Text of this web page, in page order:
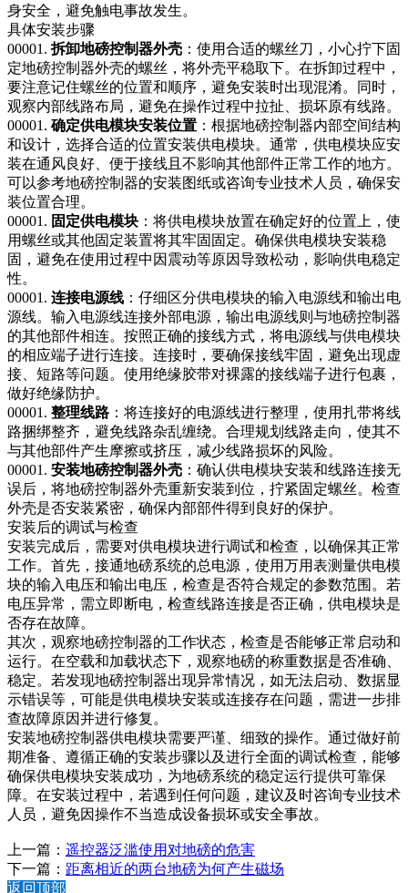
身安全，避免触电事故发生。​
具体安装步骤​
00001. 拆卸地磅控制器外壳 ：使用合适的螺丝刀，小心拧下固
定地磅控制器外壳的螺丝，将外壳平稳取下。在拆卸过程中，
要注意记住螺丝的位置和顺序，避免安装时出现混淆。同时，
观察内部线路布局，避免在操作过程中拉扯、损坏原有线路。​
00001. 确定供电模块安装位置 ：根据地磅控制器内部空间结构
和设计，选择合适的位置安装供电模块。通常，供电模块应安
装在通风良好、便于接线且不影响其他部件正常工作的地方。
可以参考地磅控制器的安装图纸或咨询专业技术人员，确保安
装位置合理。​
00001. 固定供电模块 ：将供电模块放置在确定好的位置上，使
用螺丝或其他固定装置将其牢固固定。确保供电模块安装稳
固，避免在使用过程中因震动等原因导致松动，影响供电稳定
性。​
00001. 连接电源线 ：仔细区分供电模块的输入电源线和输出电
源线。输入电源线连接外部电源，输出电源线则与地磅控制器
的其他部件相连。按照正确的接线方式，将电源线与供电模块
的相应端子进行连接。连接时，要确保接线牢固，避免出现虚
接、短路等问题。使用绝缘胶带对裸露的接线端子进行包裹，
做好绝缘防护。​
00001. 整理线路 ：将连接好的电源线进行整理，使用扎带将线
路捆绑整齐，避免线路杂乱缠绕。合理规划线路走向，使其不
与其他部件产生摩擦或挤压，减少线路损坏的风险。​
00001. 安装地磅控制器外壳 ：确认供电模块安装和线路连接无
误后，将地磅控制器外壳重新安装到位，拧紧固定螺丝。检查
外壳是否安装紧密，确保内部部件得到良好的保护。​
安装后的调试与检查​
安装完成后，需要对供电模块进行调试和检查，以确保其正常
工作。首先，接通地磅系统的总电源，使用万用表测量供电模
块的输入电压和输出电压，检查是否符合规定的参数范围。若
电压异常，需立即断电，检查线路连接是否正确，供电模块是
否存在故障。​
其次，观察地磅控制器的工作状态，检查是否能够正常启动和
运行。在空载和加载状态下，观察地磅的称重数据是否准确、
稳定。若发现地磅控制器出现异常情况，如无法启动、数据显
示错误等，可能是供电模块安装或连接存在问题，需进一步排
查故障原因并进行修复。​
安装地磅控制器供电模块需要严谨、细致的操作。通过做好前
期准备、遵循正确的安装步骤以及进行全面的调试检查，能够
确保供电模块安装成功，为地磅系统的稳定运行提供可靠保
障。在安装过程中，若遇到任何问题，建议及时咨询专业技术
人员，避免因操作不当造成设备损坏或安全事故。
上一篇： 遥控器泛滥使用对地磅的危害
下一篇： 距离相近的两台地磅为何产生磁场
返回顶部